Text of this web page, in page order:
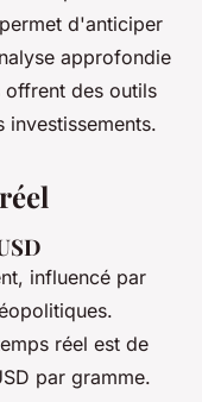
d'anticiper
approfondie
des outils
investissements.
influencé par
réel est de
par gramme.